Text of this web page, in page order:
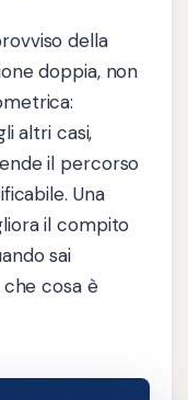
della
doppia, non
altri casi,
il percorso
Una
il compito
sai
cosa è